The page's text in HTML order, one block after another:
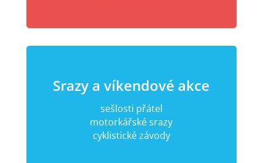
Srazy a víkendové akce
sešlosti přátel
motorkářské srazy
cyklistické závody